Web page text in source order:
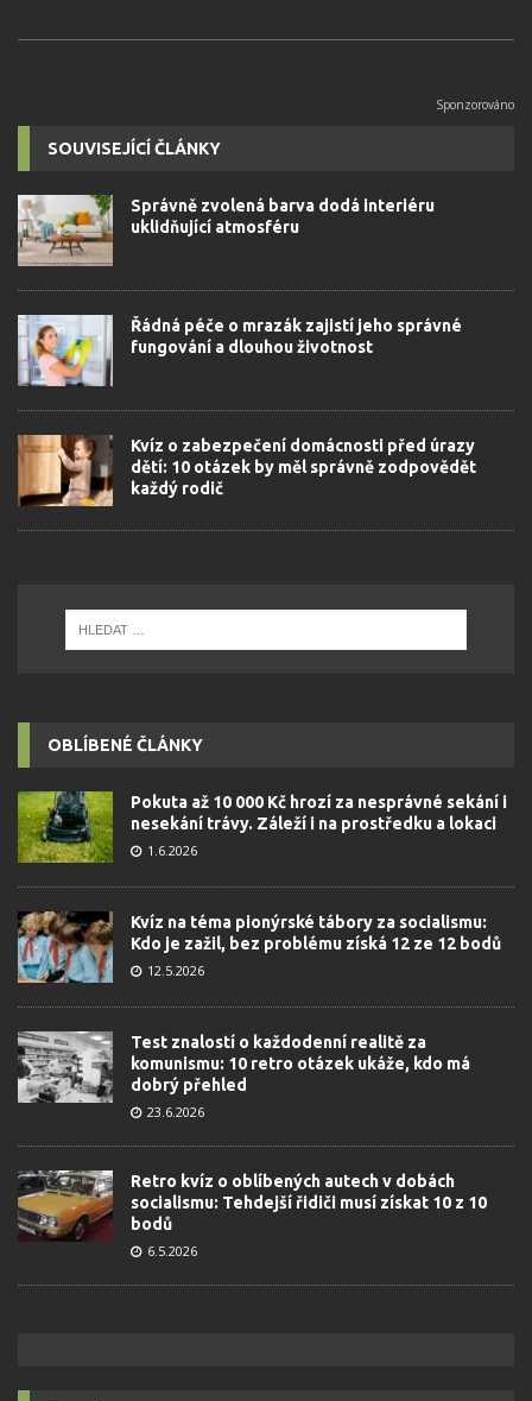
SOUVISEJÍCÍ ČLÁNKY
Správně zvolená barva dodá interiéru
uklidňující atmosféru
Řádná péče o mrazák zajistí jeho správné
fungování a dlouhou životnost
Kvíz o zabezpečení domácnosti před úrazy
dětí: 10 otázek by měl správně zodpovědět
každý rodič
OBLÍBENÉ ČLÁNKY
Pokuta až 10 000 Kč hrozí za nesprávné sekání i
nesekání trávy. Záleží i na prostředku a lokaci
1.6.2026
Kvíz na téma pionýrské tábory za socialismu:
Kdo je zažil, bez problému získá 12 ze 12 bodů
12.5.2026
Test znalostí o každodenní realitě za
komunismu: 10 retro otázek ukáže, kdo má
dobrý přehled
23.6.2026
Retro kvíz o oblíbených autech v dobách
socialismu: Tehdejší řidiči musí získat 10 z 10
bodů
6.5.2026